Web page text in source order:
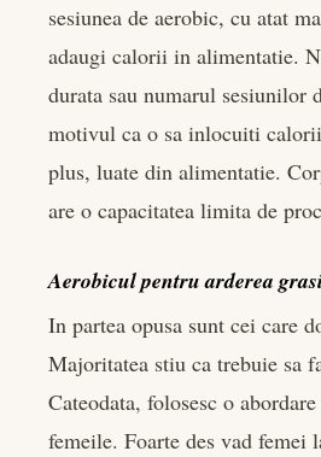
sesiunea de aerobic, cu atat
adaugi calorii in alimentatie.
durata sau numarul sesiunilor
motivul ca o sa inlocuiti
plus, luate din alimentatie.
are o capacitatea limita de
Aerobicul pentru arderea
In partea opusa sunt cei care
Majoritatea stiu ca trebuie sa
Cateodata, folosesc o
femeile. Foarte des vad femei